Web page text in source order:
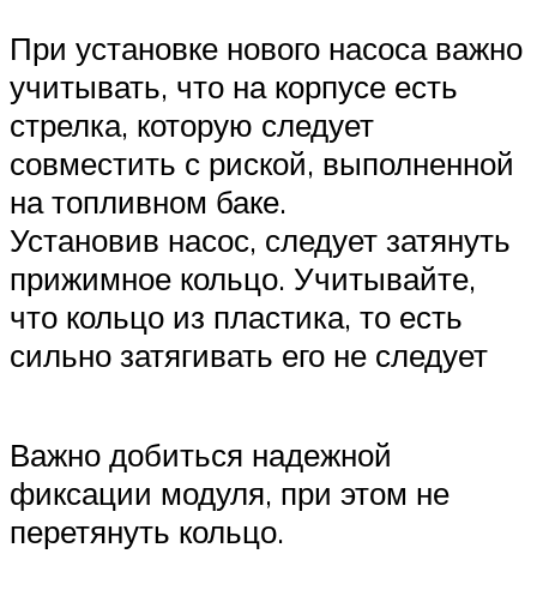
При установке нового насоса важно
учитывать, что на корпусе есть
стрелка, которую следует
совместить с риской, выполненной
на топливном баке.
Установив насос, следует затянуть
прижимное кольцо. Учитывайте,
что кольцо из пластика, то есть
сильно затягивать его не следует
Важно добиться надежной
фиксации модуля, при этом не
перетянуть кольцо.